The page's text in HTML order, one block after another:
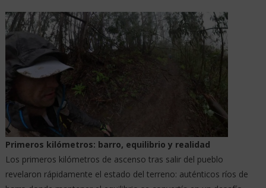
Primeros kilómetros: barro, equilibrio y realidad
Los primeros kilómetros de ascenso tras salir del pueblo
revelaron rápidamente el estado del terreno: auténticos ríos de